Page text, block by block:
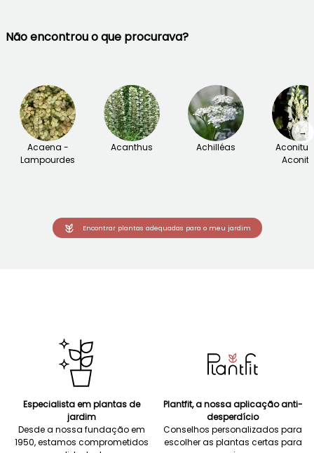
Não encontrou o que procurava?
Acaena -
Lampourdes
Acanthus Achilléas
→
Encontrar plantas adequadas para o meu jardim
Especialista em plantas de
jardim
Desde a nossa fundação em
1950, estamos comprometidos
Plantfit, a nossa aplicação anti-
desperdício
Conselhos personalizados para
escolher as plantas certas para